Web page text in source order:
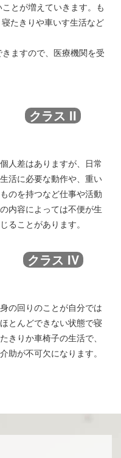
とが増えていきます。も
たきりや車いす生活など
ますので、医療機関を受
クラス II
個人差はありますが、日常
生活に必要な動作や、重い
ものを持つなど仕事や活動
の内容によっては不便が生
じることがあります。
クラス IV
身の回りのことが自分では
ほとんどできない状態で寝
たきりか車椅子の生活で、
介助が不可欠になります。